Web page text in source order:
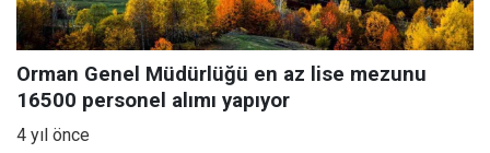
Orman Genel Müdürlüğü en az lise mezunu
16500 personel alımı yapıyor
4 yıl önce